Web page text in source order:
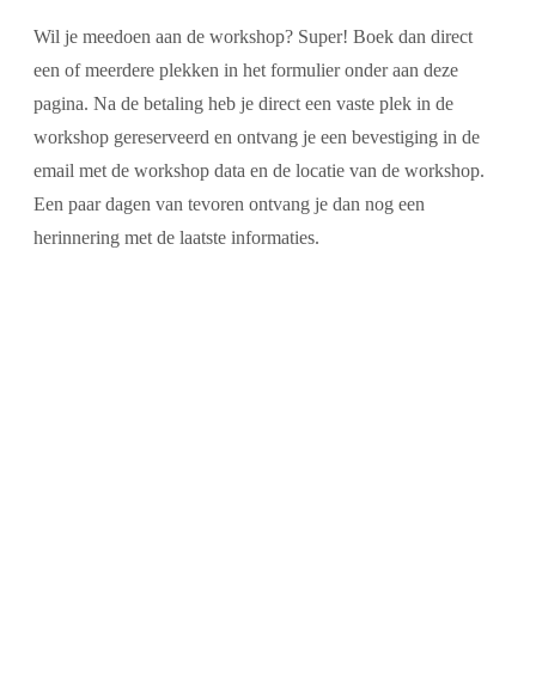
Wil je meedoen aan de workshop? Super! Boek dan direct
een of meerdere plekken in het formulier onder aan deze
pagina. Na de betaling heb je direct een vaste plek in de
workshop gereserveerd en ontvang je een bevestiging in de
email met de workshop data en de locatie van de workshop.
Een paar dagen van tevoren ontvang je dan nog een
herinnering met de laatste informaties.